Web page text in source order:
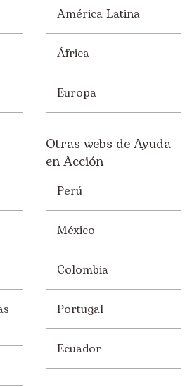
América Latina
África
Europa
Otras webs de Ayuda
en Acción
Perú
México
Colombia
Portugal
Ecuador